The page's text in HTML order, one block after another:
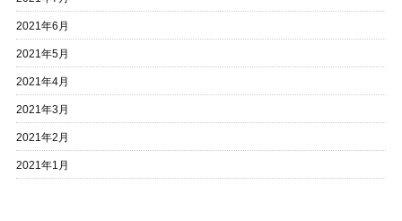
2021年6月
2021年5月
2021年4月
2021年3月
2021年2月
2021年1月